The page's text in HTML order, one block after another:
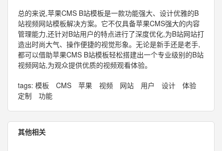
总的来说,苹果CMS B站模板是一款功能强大、设计优雅的B
站视频网站模板解决方案。它不仅具备苹果CMS强大的内容
管理能力,还针对B站用户的特点进行了深度优化,为B站网站打
造出时尚大气、操作便捷的视觉形象。无论是新手还是老手,
都可以借助苹果CMS B站模板轻松搭建出一个专业级别的B站
视频网站,为观众提供优质的视频观看体验。
tags: 模板 CMS 苹果 视频 网站 用户 设计
体验
定制
功能
其他相关